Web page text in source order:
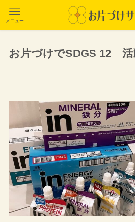
メニュー
お片づけでSDGS 12 活